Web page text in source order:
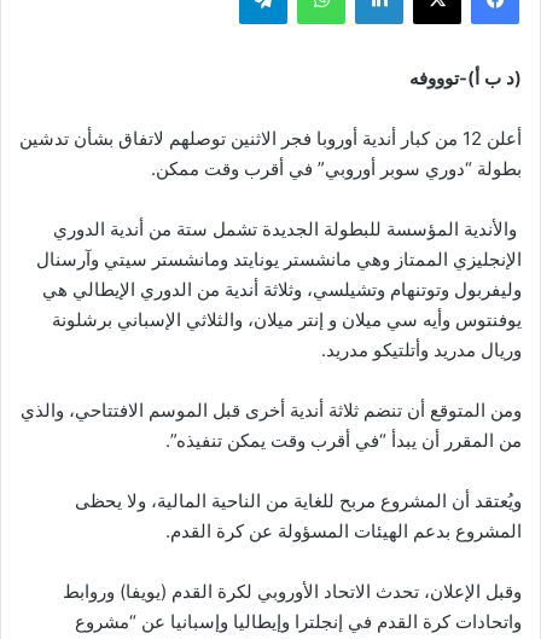
(د ب أ)-توووفه
أعلن 12 من كبار أندية أوروبا فجر الاثنين توصلهم لاتفاق بشأن تدشين
بطولة “دوري سوبر أوروبي” في أقرب وقت ممكن.
والأندية المؤسسة للبطولة الجديدة تشمل ستة من أندية الدوري
الإنجليزي الممتاز وهي مانشستر يونايتد ومانشستر سيتي وآرسنال
وليفربول وتوتنهام وتشيلسي، وثلاثة أندية من الدوري الإيطالي هي
يوفنتوس وأيه سي ميلان و إنتر ميلان، والثلاثي الإسباني برشلونة
وريال مدريد وأتلتيكو مدريد.
ومن المتوقع أن تنضم ثلاثة أندية أخرى قبل الموسم الافتتاحي، والذي
من المقرر أن يبدأ “في أقرب وقت يمكن تنفيذه”.
ويُعتقد أن المشروع مربح للغاية من الناحية المالية، ولا يحظى
المشروع بدعم الهيئات المسؤولة عن كرة القدم.
وقبل الإعلان، تحدث الاتحاد الأوروبي لكرة القدم (يويفا) وروابط
واتحادات كرة القدم في إنجلترا وإيطاليا وإسبانيا عن “مشروع